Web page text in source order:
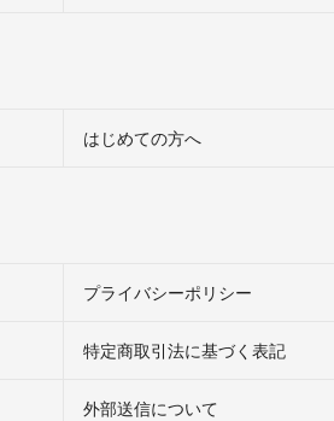
はじめての方へ
プライバシーポリシー
特定商取引法に基づく表記
外部送信について